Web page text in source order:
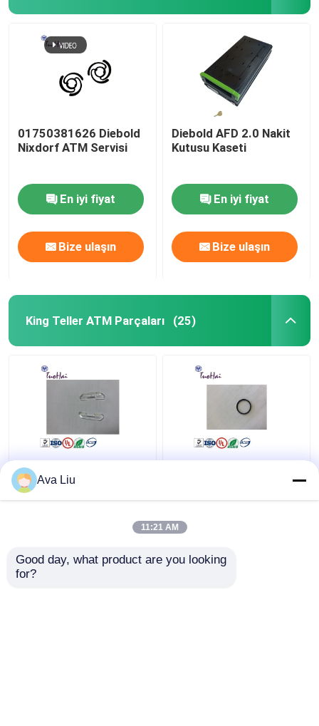
01750381626 Diebold
Nixdorf ATM Servisi
En iyi fiyat
Bize ulaşın
Diebold AFD 2.0 Nakit
Kutusu Kaseti
En iyi fiyat
Bize ulaşın
King Teller ATM Parçaları (25)
NF200 Prism A001568
NMD A001568 NF
Prism King Teller ATM
NF200 Motor Kayışı
Ava Liu
11:21 AM
Good day, what product are you looking
for?